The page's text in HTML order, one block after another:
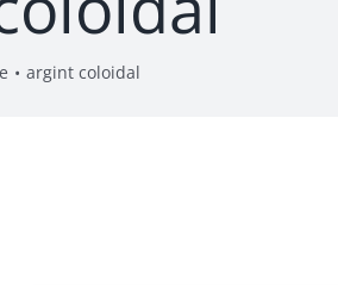
argint coloidal